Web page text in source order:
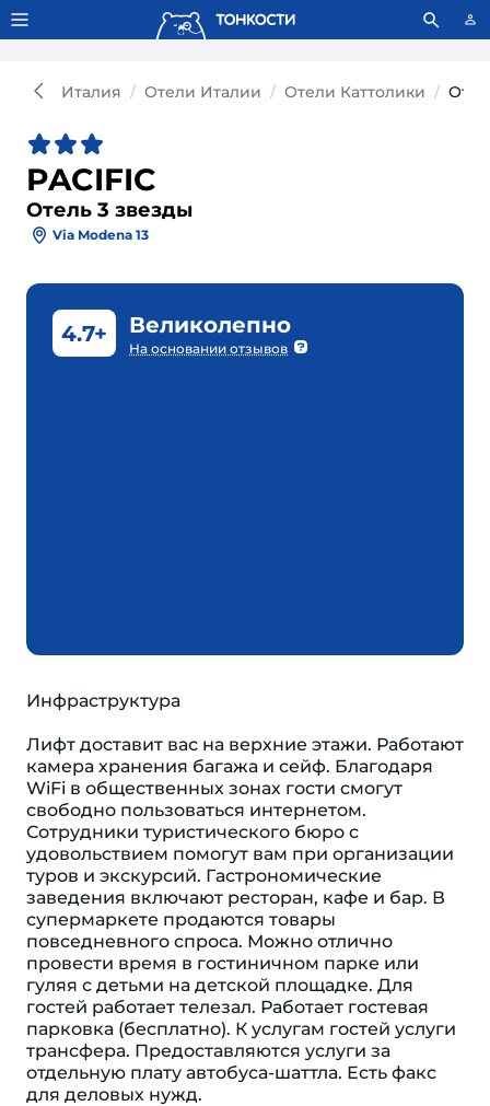
Тонкости используют сookie-файлы. Что это значит?
Италия Отели Италии Отели Каттолики
PACIFIC
Отель 3 звезды
Via Modena 13
4.7+ Великолепно
На основании отзывов
Инфраструктура
Лифт доставит вас на верхние этажи. Работают
камера хранения багажа и сейф. Благодаря
WiFi в общественных зонах гости смогут
свободно пользоваться интернетом.
Сотрудники туристического бюро с
удовольствием помогут вам при организации
туров и экскурсий. Гастрономические
заведения включают ресторан, кафе и бар. В
супермаркете продаются товары
повседневного спроса. Можно отлично
провести время в гостиничном парке или
гуляя с детьми на детской площадке. Для
гостей работает телезал. Работает гостевая
парковка (бесплатно). К услугам гостей услуги
трансфера. Предоставляются услуги за
отдельную плату автобуса-шаттла. Есть факс
для деловых нужд.